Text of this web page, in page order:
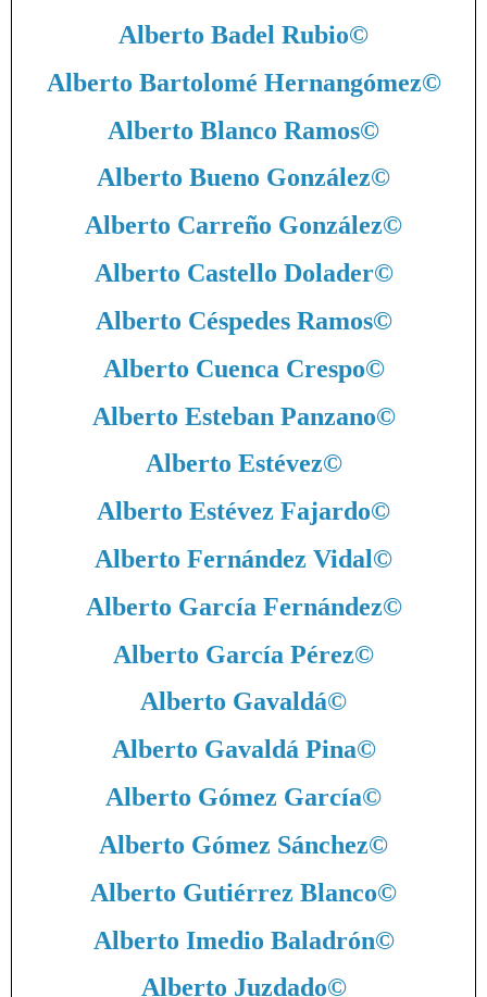
Alberto Badel Rubio©
Alberto Bartolomé Hernangómez©
Alberto Blanco Ramos©
Alberto Bueno González©
Alberto Carreño González©
Alberto Castello Dolader©
Alberto Céspedes Ramos©
Alberto Cuenca Crespo©
Alberto Esteban Panzano©
Alberto Estévez©
Alberto Estévez Fajardo©
Alberto Fernández Vidal©
Alberto García Fernández©
Alberto García Pérez©
Alberto Gavaldá©
Alberto Gavaldá Pina©
Alberto Gómez García©
Alberto Gómez Sánchez©
Alberto Gutiérrez Blanco©
Alberto Imedio Baladrón©
Alberto Juzdado©